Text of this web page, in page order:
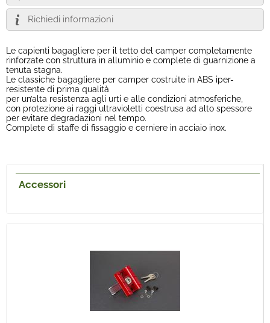
Richiedi informazioni
Le capienti bagagliere per il tetto del camper completamente
rinforzate con struttura in alluminio e complete di guarnizione a
tenuta stagna.
Le classiche bagagliere per camper costruite in ABS iper-
resistente di prima qualità
per un’alta resistenza agli urti e alle condizioni atmosferiche,
con protezione ai raggi ultravioletti coestrusa ad alto spessore
per evitare degradazioni nel tempo.
Complete di staffe di fissaggio e cerniere in acciaio inox.
Accessori